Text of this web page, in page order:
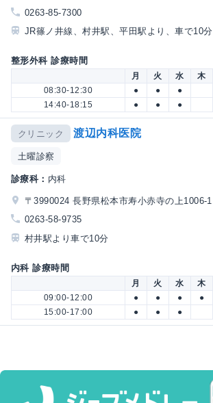
0263-85-7300
JR篠ノ井線、村井駅、平田駅より、車で10分
整形外科 診療時間
月 火 水 木
08:30-12:30
● ● ●
14:40-18:15
● ● ●
クリニック 渡辺内科医院
土曜診察
診療科： 内科
〒3990024 長野県松本市寿小赤寺の上1006-1
0263-58-9735
村井駅より車で10分
内科 診療時間
月 火 水 木
09:00-12:00
● ● ● ●
15:00-17:00
● ● ●